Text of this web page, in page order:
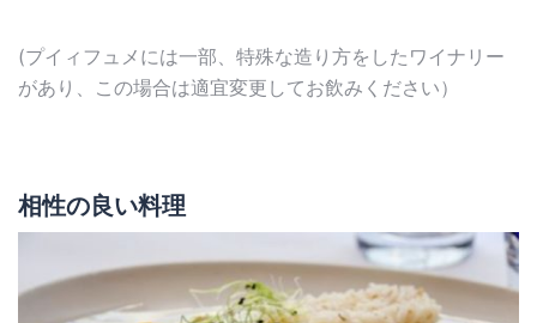
(プイィフュメには一部、特殊な造り方をしたワイナリー
があり、この場合は適宜変更してお飲みください）
相性の良い料理